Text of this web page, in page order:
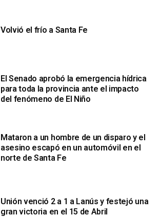
Volvió el frío a Santa Fe
El Senado aprobó la emergencia hídrica
para toda la provincia ante el impacto
del fenómeno de El Niño
Mataron a un hombre de un disparo y el
asesino escapó en un automóvil en el
norte de Santa Fe
Unión venció 2 a 1 a Lanús y festejó una
gran victoria en el 15 de Abril